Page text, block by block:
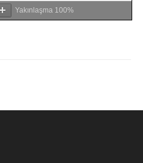
Yakınlaşma 100%